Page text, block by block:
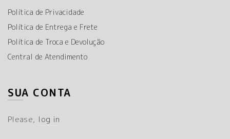
Política de Privacidade
Política de Entrega e Frete
Política de Troca e Devolução
Central de Atendimento
SUA CONTA
Please, log in